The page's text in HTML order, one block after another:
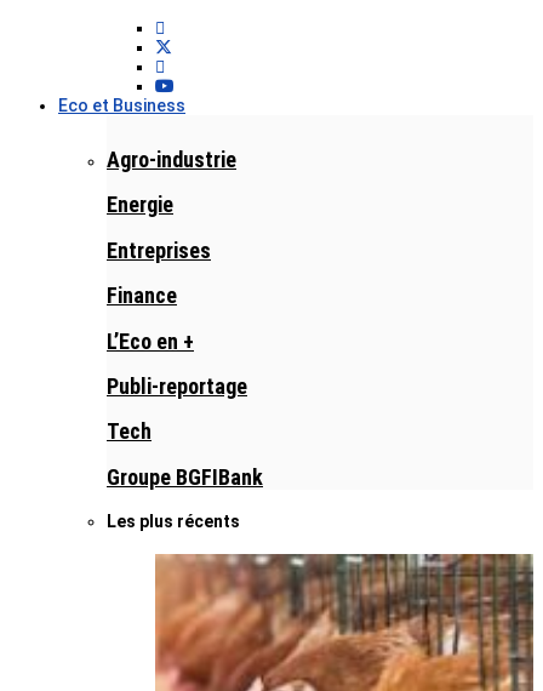
Eco et Business
Agro-industrie
Energie
Entreprises
Finance
L’Eco en +
Publi-reportage
Tech
Groupe BGFIBank
Les plus récents